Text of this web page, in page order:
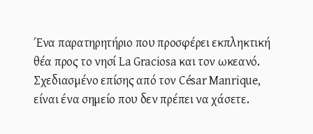
Ένα παρατηρητήριο που προσφέρει εκπληκτική
θέα προς το νησί La Graciosa και τον ωκεανό.
Σχεδιασμένο επίσης από τον César Manrique,
είναι ένα σημείο που δεν πρέπει να χάσετε.